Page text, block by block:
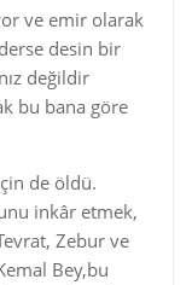
ve emir olarak
desin bir
değildir
bu bana göre
de öldü.
inkâr etmek,
Zebur ve
Bey,bu